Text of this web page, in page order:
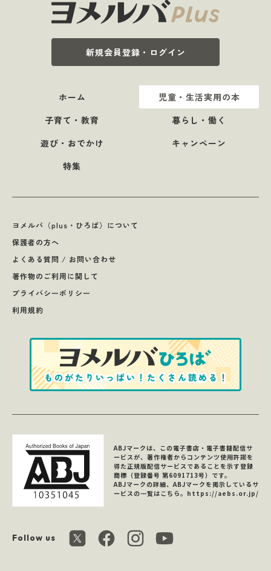
新規会員登録・ログイン
ホーム
児童・生活実用の本
子育て・教育
暮らし・働く
遊び・おでかけ
キャンペーン
特集
ヨメルバ（plus・ひろば）について
保護者の方へ
よくある質問 / お問い合わせ
著作物のご利用に関して
プライバシーポリシー
利用規約
Follow us
ABJマークは、この電子書店・電子書籍配信サ
ービスが、著作権者からコンテンツ使用許諾を
得た正規版配信サービスであることを示す登録
商標（登録番号 第6091713号）です。
ABJマークの詳細、ABJマークを掲示しているサ
ービスの一覧はこちら。 https://aebs.or.jp/